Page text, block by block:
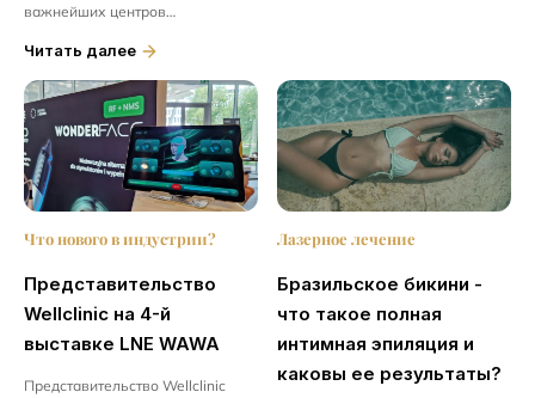
важнейших центров
Польше, предлагая пациентам
доступ к современным
технологиям, передовым
методам лечения...
Читать далее
Что нового в индустрии?
Представительство
Wellclinic на 4-й
выставке LNE WAWA
Представительство Wellclinic
Лазерное лечение
Бразильское бикини -
что такое полная
интимная эпиляция и
каковы ее результаты?